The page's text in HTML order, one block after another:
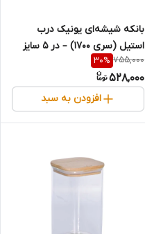
بانکه شیشه‌ای یونیک درب
استیل (سری ۱۷۰۰) – در ۵ سایز
مختلف
755,000
30%
528,000
افزودن به سبد